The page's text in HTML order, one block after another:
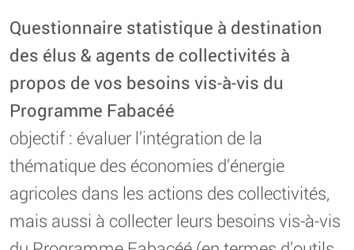
Questionnaire statistique à destination
des élus & agents de collectivités à
propos de vos besoins vis-à-vis du
Programme Fabacéé
objectif : évaluer l’intégration de la
thématique des économies d’énergie
agricoles dans les actions des collectivités,
mais aussi à collecter leurs besoins vis-à-vis